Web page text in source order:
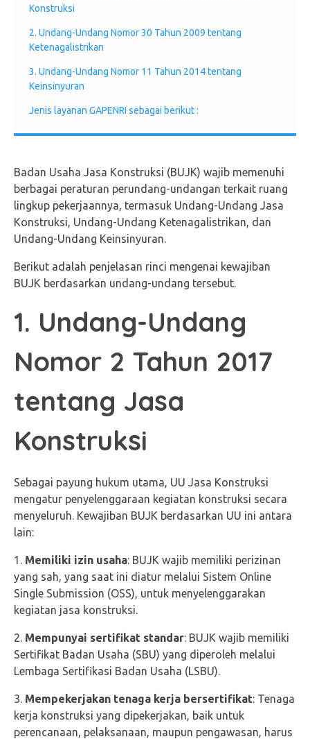
Konstruksi
2. Undang-Undang Nomor 30 Tahun 2009 tentang
Ketenagalistrikan
3. Undang-Undang Nomor 11 Tahun 2014 tentang
Keinsinyuran
Jenis layanan GAPENRI sebagai berikut :
Badan Usaha Jasa Konstruksi (BUJK) wajib memenuhi
berbagai peraturan perundang-undangan terkait ruang
lingkup pekerjaannya, termasuk Undang-Undang Jasa
Konstruksi, Undang-Undang Ketenagalistrikan, dan
Undang-Undang Keinsinyuran.
Berikut adalah penjelasan rinci mengenai kewajiban
BUJK berdasarkan undang-undang tersebut.
1. Undang-Undang
Nomor 2 Tahun 2017
tentang Jasa
Konstruksi
Sebagai payung hukum utama, UU Jasa Konstruksi
mengatur penyelenggaraan kegiatan konstruksi secara
menyeluruh. Kewajiban BUJK berdasarkan UU ini antara
lain:
Memiliki izin usaha: BUJK wajib memiliki perizinan
yang sah, yang saat ini diatur melalui Sistem Online
Single Submission (OSS), untuk menyelenggarakan
kegiatan jasa konstruksi.
Mempunyai sertifikat standar: BUJK wajib memiliki
Sertifikat Badan Usaha (SBU) yang diperoleh melalui
Lembaga Sertifikasi Badan Usaha (LSBU).
Mempekerjakan tenaga kerja bersertifikat: Tenaga
kerja konstruksi yang dipekerjakan, baik untuk
perencanaan, pelaksanaan, maupun pengawasan, harus